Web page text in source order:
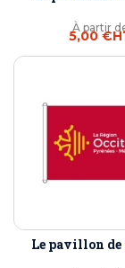
À partir
5,00 €
Le pavillon de